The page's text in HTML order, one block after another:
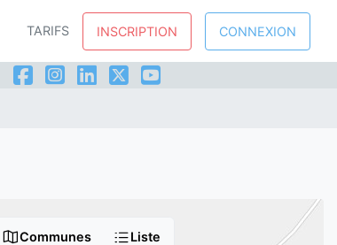
TARIFS INSCRIPTION CONNEXION
Communes Liste